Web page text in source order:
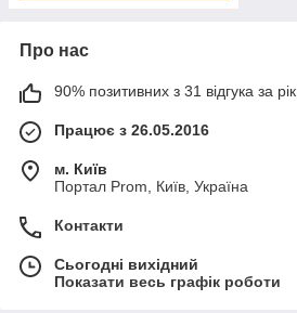
Про нас
90% позитивних з 31 відгука за рік
Працює з 26.05.2016
м. Київ
Портал Prom, Київ, Україна
Контакти
Сьогодні вихідний
Показати весь графік роботи